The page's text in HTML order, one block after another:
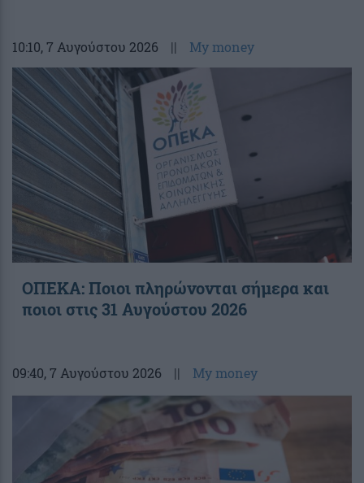
10:10, 7 Αυγούστου 2026 || My money
ΟΠΕΚΑ: Ποιοι πληρώνονται σήμερα και
ποιοι στις 31 Αυγούστου 2026
09:40, 7 Αυγούστου 2026 || My money